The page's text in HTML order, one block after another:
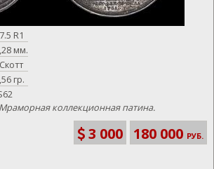
R1
мм.
гр.
коллекционная патина.
3 000 180 000 РУБ.